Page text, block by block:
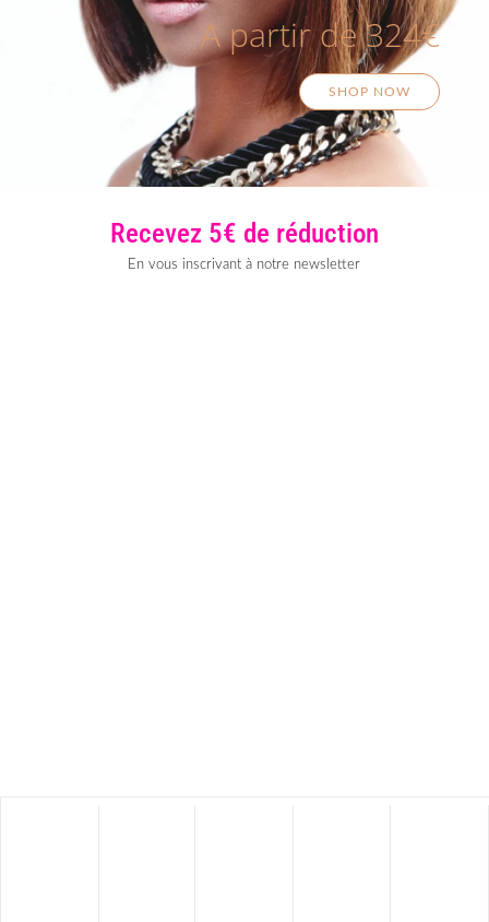
A partir de 324€
SHOP NOW
Recevez 5€ de réduction
En vous inscrivant à notre newsletter